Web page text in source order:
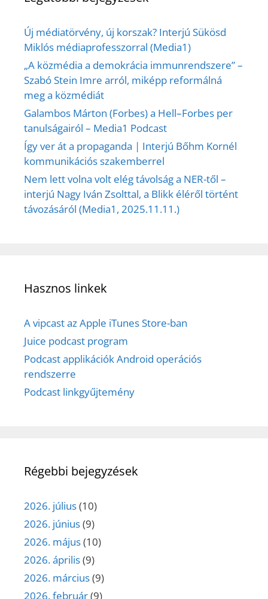
Új médiatörvény, új korszak? Interjú Sükösd
Miklós médiaprofesszorral (Media1)
„A közmédia a demokrácia immunrendszere” –
Szabó Stein Imre arról, miképp reformálná
meg a közmédiát
Galambos Márton (Forbes) a Hell–Forbes per
tanulságairól – Media1 Podcast
Így ver át a propaganda | Interjú Bőhm Kornél
kommunikációs szakemberrel
Nem lett volna volt elég távolság a NER-től –
interjú Nagy Iván Zsolttal, a Blikk éléről történt
távozásáról (Media1, 2025.11.11.)
Hasznos linkek
A vipcast az Apple iTunes Store-ban
Juice podcast program
Podcast applikációk Android operációs
rendszerre
Podcast linkgyűjtemény
Régebbi bejegyzések
2026. július(10)
2026. június(9)
2026. május(10)
2026. április(9)
2026. március(9)
2026. február(9)